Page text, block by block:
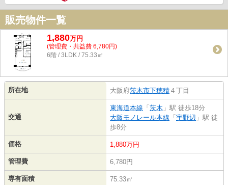
販売物件一覧
1,880万円
(管理費・共益費 6,780円)
6階 / 3LDK / 75.33㎡
所在地 大阪府茨木市下穂積 ４丁目
交通
東海道本線 「 茨木 」駅 徒歩18分
大阪モノレール本線 「 宇野辺 」駅 徒
歩8分
価格 1,880万円
管理費 6,780円
専有面積 75.33㎡